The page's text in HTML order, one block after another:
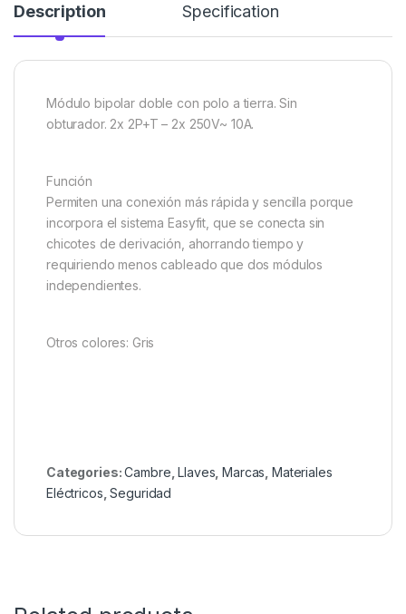
Description Specification
Módulo bipolar doble con polo a tierra. Sin
obturador. 2x 2P+T – 2x 250V~ 10A.
Función
Permiten una conexión más rápida y sencilla porque
incorpora el sistema Easyfit, que se conecta sin
chicotes de derivación, ahorrando tiempo y
requiriendo menos cableado que dos módulos
independientes.
Otros colores: Gris
Categories:Cambre ,Llaves ,Marcas ,Materiales
Eléctricos ,Seguridad